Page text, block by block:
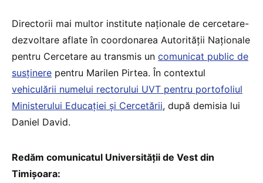
Directorii mai multor institute naționale de cercetare-
dezvoltare aflate în coordonarea Autorității Naționale
pentru Cercetare au transmis un comunicat public de
susținere pentru Marilen Pirtea. În contextul
vehiculării numelui rectorului UVT pentru portofoliul
Ministerului Educației și Cercetării, după demisia lui
Daniel David.
Redăm comunicatul Universității de Vest din
Timișoara: